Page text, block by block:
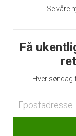
Se våre
Få
Hver søndag